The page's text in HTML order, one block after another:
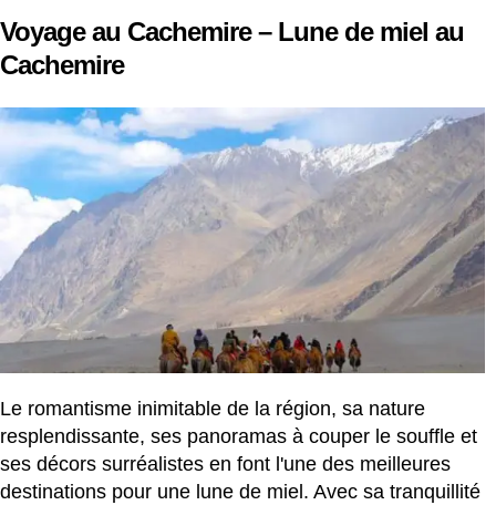
Voyage au Cachemire – Lune de miel au
Cachemire
Le romantisme inimitable de la région, sa nature
resplendissante, ses panoramas à couper le souffle et
ses décors surréalistes en font l'une des meilleures
destinations pour une lune de miel. Avec sa tranquillité